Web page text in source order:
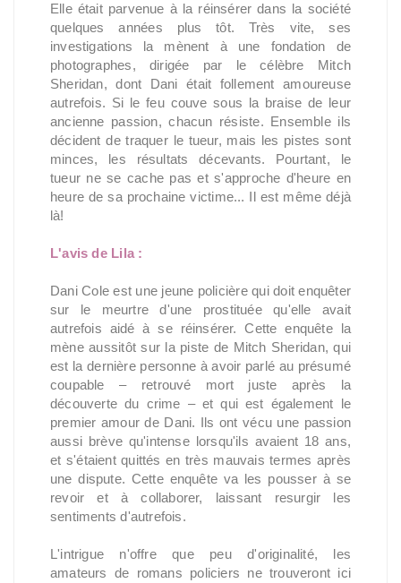
Elle était parvenue à la réinsérer dans la société
quelques années plus tôt. Très vite, ses
investigations la mènent à une fondation de
photographes, dirigée par le célèbre Mitch
Sheridan, dont Dani était follement amoureuse
autrefois. Si le feu couve sous la braise de leur
ancienne passion, chacun résiste. Ensemble ils
décident de traquer le tueur, mais les pistes sont
minces, les résultats décevants. Pourtant, le
tueur ne se cache pas et s'approche d'heure en
heure de sa prochaine victime... Il est même déjà
là!
L'avis de Lila :
Dani Cole est une jeune policière qui doit enquêter
sur le meurtre d'une prostituée qu'elle avait
autrefois aidé à se réinsérer. Cette enquête la
mène aussitôt sur la piste de Mitch Sheridan, qui
est la dernière personne à avoir parlé au présumé
coupable – retrouvé mort juste après la
découverte du crime – et qui est également le
premier amour de Dani. Ils ont vécu une passion
aussi brève qu'intense lorsqu'ils avaient 18 ans,
et s'étaient quittés en très mauvais termes après
une dispute. Cette enquête va les pousser à se
revoir et à collaborer, laissant resurgir les
sentiments d'autrefois.
L'intrigue n'offre que peu d'originalité, les
amateurs de romans policiers ne trouveront ici